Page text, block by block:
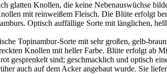
glatten Knollen, die keine Nebenauswüchse
mit reinweißem Fleisch. Die Blüte erfolgt
Optisch auffällige Sorte mit länglichen,
Topinambur-Sorte mit sehr großen, gelb-
Knollen mit heller Farbe. Blüte erfolgt ab
gesprenkelt sind; geschmacklich und optisch
auch auf dem Acker angebaut wurde. Sie